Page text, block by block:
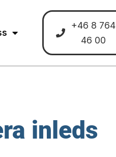
+46 8 764
46 00
inleds